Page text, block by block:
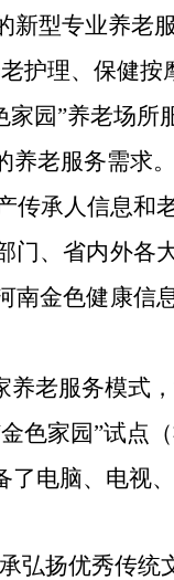
型专业养老
护理、保健按
家园”养老场所
老服务需求。
传承人信息和
、省内外各
金色健康信
老服务模式
色家园”试点
了电脑、电视
弘扬优秀传